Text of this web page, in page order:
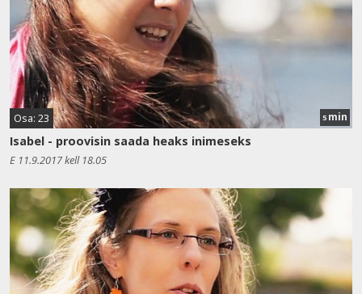
Osa: 23 5 min
Isabel - proovisin saada heaks inimeseks
E 11.9.2017 kell 18.05